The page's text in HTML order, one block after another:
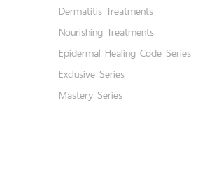
Dermatitis Treatments
Nourishing Treatments
Epidermal Healing Code Series
Exclusive Series
Mastery Series